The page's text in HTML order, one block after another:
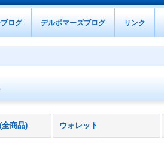
ログ デルボマーズブログ リンク
商品) ウォレット